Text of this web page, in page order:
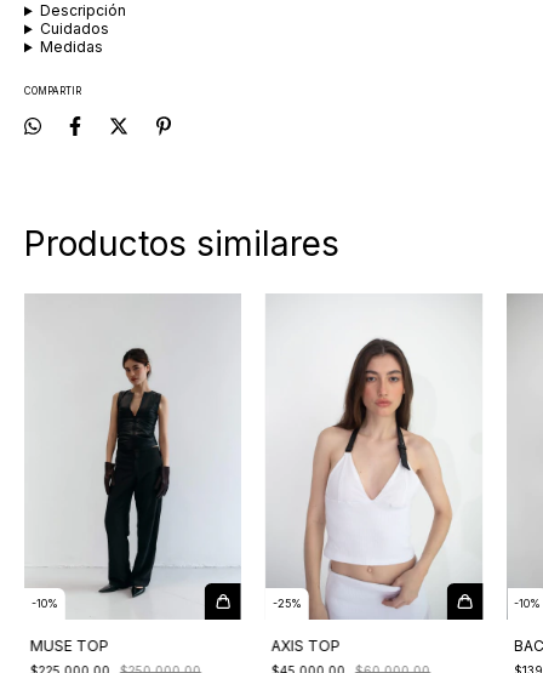
Descripción
Cuidados
Medidas
COMPARTIR
Productos similares
-10%
MUSE TOP
-25%
AXIS TOP
-10%